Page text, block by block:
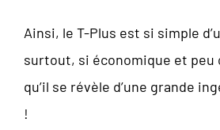
Ainsi, le T-Plus est si simple
surtout, si économique et peu
qu’il se révèle d’une grande
!